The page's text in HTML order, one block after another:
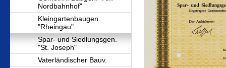
Nordbahnhof"
Kleingartenbaugen.
"Rheingau"
Spar- und Siedlungsgen.
"St. Joseph"
Vaterländischer Bauv.